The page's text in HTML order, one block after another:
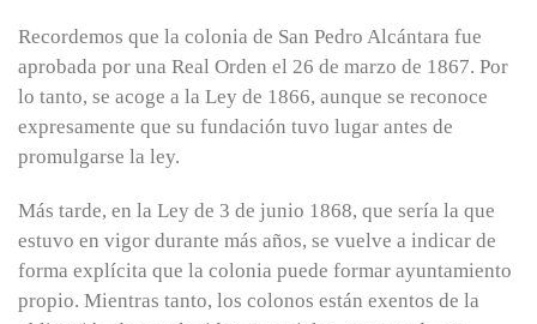
Recordemos que la colonia de San Pedro Alcántara fue
aprobada por una Real Orden el 26 de marzo de 1867. Por
lo tanto, se acoge a la Ley de 1866, aunque se reconoce
expresamente que su fundación tuvo lugar antes de
promulgarse la ley.
Más tarde, en la Ley de 3 de junio 1868, que sería la que
estuvo en vigor durante más años, se vuelve a indicar de
forma explícita que la colonia puede formar ayuntamiento
propio. Mientras tanto, los colonos están exentos de la